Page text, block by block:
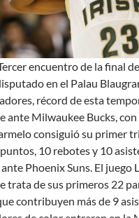
encuentro de la final
en el Palau
récord de esta
ante Milwaukee Bucks,
consiguió su primer
10 rebotes y 10
Phoenix Suns. El juego
trata de sus primeros 22
contribuyen más de 9